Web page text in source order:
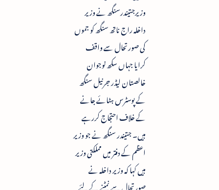
وزیرجتیندرسنگھ نے وزیر
داخلہ راج ناتھ سنگھ کو جموں
کی صورتحال سے واقف
کرایا جہاں سکھ نوجوان
خالصتان لیڈر جرنیل سنگھ
کے پوسٹرس ہٹائے جانے
کے خلاف احتجاج کررہے
ہیں۔ جتیندر سنگھ نے جو وزیر
اعظم کے دفتر میں مملکتی وزیر
ہیں کہا کہ وزیر داخلہ نے
صورتحال سے نمٹنے کے لئے